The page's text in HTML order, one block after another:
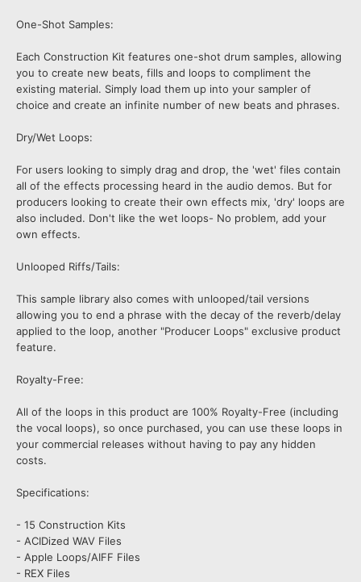
One-Shot Samples:
Each Construction Kit features one-shot drum samples, allowing
you to create new beats, fills and loops to compliment the
existing material. Simply load them up into your sampler of
choice and create an infinite number of new beats and phrases.
Dry/Wet Loops:
For users looking to simply drag and drop, the 'wet' files contain
all of the effects processing heard in the audio demos. But for
producers looking to create their own effects mix, 'dry' loops are
also included. Don't like the wet loops- No problem, add your
own effects.
Unlooped Riffs/Tails:
This sample library also comes with unlooped/tail versions
allowing you to end a phrase with the decay of the reverb/delay
applied to the loop, another "Producer Loops" exclusive product
feature.
Royalty-Free:
All of the loops in this product are 100% Royalty-Free (including
the vocal loops), so once purchased, you can use these loops in
your commercial releases without having to pay any hidden
costs.
Specifications:
- 15 Construction Kits
- ACIDized WAV Files
- Apple Loops/AIFF Files
- REX Files